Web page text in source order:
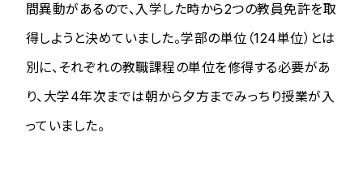
間異動があるので、入学した時から2つの教員免許を取
得しようと決めていました。学部の単位（124単位）とは
別に、それぞれの教職課程の単位を修得する必要があ
り、大学4年次までは朝から夕方までみっちり授業が入
っていました。